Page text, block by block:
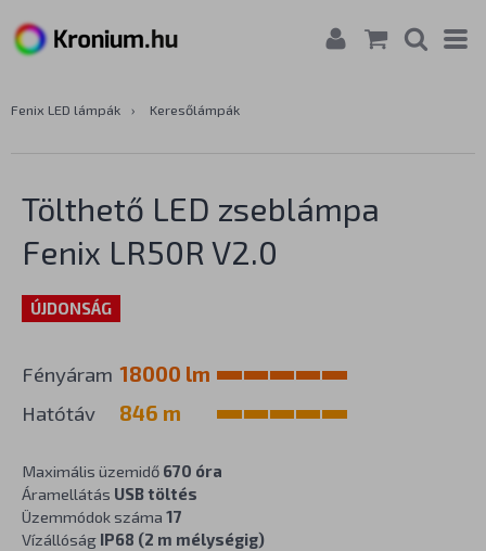
Fenix LED lámpák › Keresőlámpák
Tölthető LED zseblámpa
Fenix LR50R V2.0
ÚJDONSÁG
Fényáram 18000 lm
Hatótáv
846 m
Maximális üzemidő 670 óra
Áramellátás USB töltés
Üzemmódok száma 17
Vízállóság IP68 (2 m mélységig)